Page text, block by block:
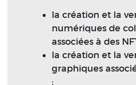
la création et la
numériques de
associées à des
la création et la
graphiques
;